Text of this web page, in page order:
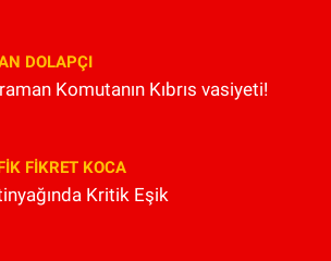
DOLAPÇI
Komutanın Kıbrıs vasiyeti!
FIKRET KOCA
Kritik Eşik